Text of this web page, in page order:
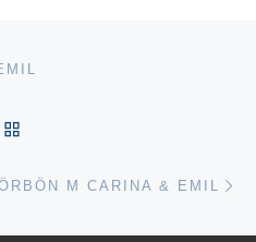
M CARINA & EMIL